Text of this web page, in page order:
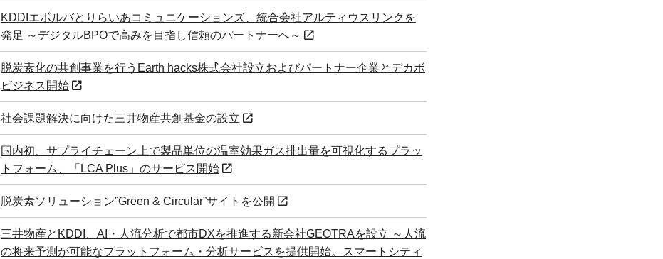
KDDIエボルバとりらいあコミュニケーションズ、統合会社アルティウスリンクを
発足 ～デジタルBPOで高みを目指し信頼のパートナーへ～
脱炭素化の共創事業を行うEarth hacks株式会社設立およびパートナー企業とデカボ
ビジネス開始
社会課題解決に向けた三井物産共創基金の設立
国内初、サプライチェーン上で製品単位の温室効果ガス排出量を可視化するプラッ
トフォーム、「LCA Plus」のサービス開始
脱炭素ソリューション”Green & Circular”サイトを公開
三井物産とKDDI、AI・人流分析で都市DXを推進する新会社GEOTRAを設立 ～人流
の将来予測が可能なプラットフォーム・分析サービスを提供開始。スマートシティ